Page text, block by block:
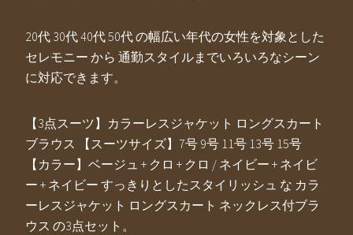
20代 30代 40代 50代 の幅広い年代の女性を対象とした
セレモニー から 通勤スタイルまでいろいろなシーン
に対応できます。
【3点スーツ】カラーレスジャケット ロングスカート
ブラウス 【スーツサイズ】7号 9号 11号 13号 15号
【カラー】ベージュ + クロ + クロ / ネイビー + ネイビ
ー + ネイビー すっきりとしたスタイリッシュ な カラ
ーレスジャケット ロングスカート ネックレス付ブラ
ウス の3点セット。